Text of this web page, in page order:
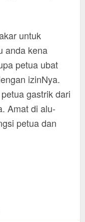
untuk
anda kena
petua ubat
izinNya.
gastrik dari
Amat di alu-
petua dan